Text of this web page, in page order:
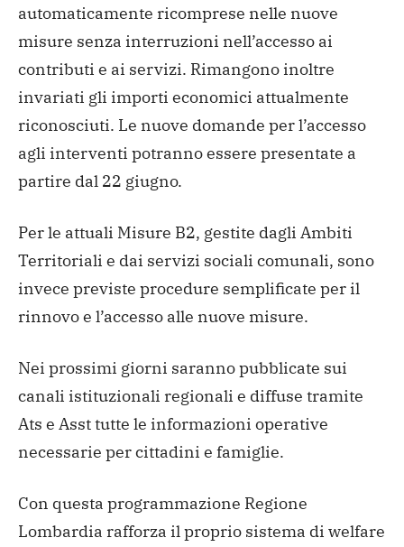
automaticamente ricomprese nelle nuove
misure senza interruzioni nell’accesso ai
contributi e ai servizi. Rimangono inoltre
invariati gli importi economici attualmente
riconosciuti. Le nuove domande per l’accesso
agli interventi potranno essere presentate a
partire dal 22 giugno.
Per le attuali Misure B2, gestite dagli Ambiti
Territoriali e dai servizi sociali comunali, sono
invece previste procedure semplificate per il
rinnovo e l’accesso alle nuove misure.
Nei prossimi giorni saranno pubblicate sui
canali istituzionali regionali e diffuse tramite
Ats e Asst tutte le informazioni operative
necessarie per cittadini e famiglie.
Con questa programmazione Regione
Lombardia rafforza il proprio sistema di welfare